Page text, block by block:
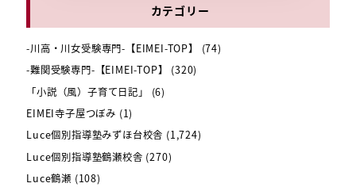
カテゴリー
-川高・川女受験専門-【EIMEI-TOP】
(74)
-難関受験専門-【EIMEI-TOP】
(320)
「小説（風）子育て日記」
(6)
EIMEI寺子屋つぼみ (1)
Luce個別指導塾みずほ台校舎 (1,724)
Luce個別指導塾鶴瀬校舎 (270)
Luce鶴瀬 (108)